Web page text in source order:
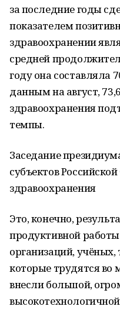
за последние годы
показателем
здравоохранении
средней
году она составляла
данным на август,
здравоохранения
темпы.
Заседание
субъектов
здравоохранения
Это, конечно,
продуктивной
организаций,
которые трудятся во
внесли большой,